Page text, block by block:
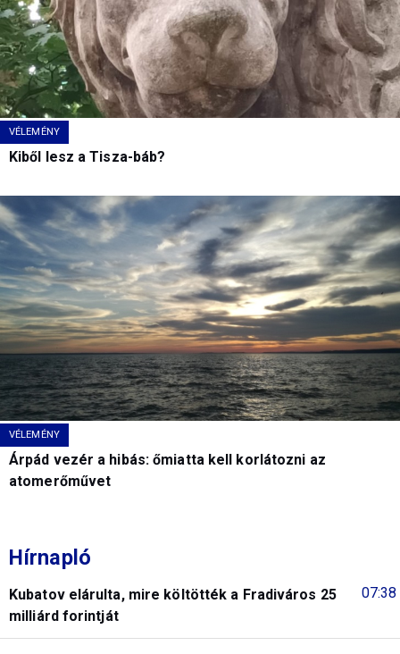
VÉLEMÉNY
Kiből lesz a Tisza-báb?
VÉLEMÉNY
Árpád vezér a hibás: őmiatta kell korlátozni az
atomerőművet
Hírnapló
07:38
Kubatov elárulta, mire költötték a Fradiváros 25
milliárd forintját